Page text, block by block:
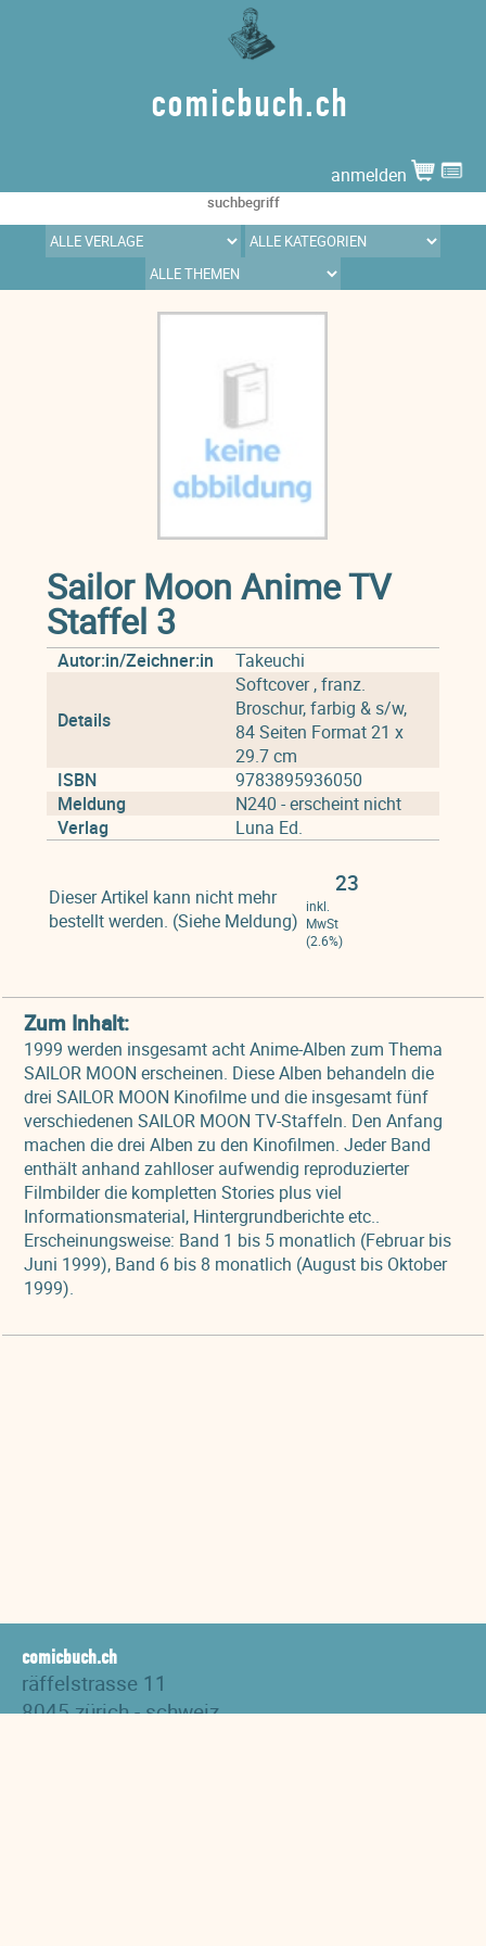
comicbuch.ch
anmelden
Sailor Moon Anime TV
Staffel 3
Autor:in/Zeichner:in Takeuchi
Details
Softcover , franz.
Broschur, farbig & s/w,
84 Seiten Format 21 x
29.7 cm
ISBN
9783895936050
Meldung
N240 - erscheint nicht
Verlag
Luna Ed.
Dieser Artikel kann nicht mehr
bestellt werden. (Siehe Meldung)
23
inkl.
MwSt
(2.6%)
Zum Inhalt:
1999 werden insgesamt acht Anime-Alben zum Thema
SAILOR MOON erscheinen. Diese Alben behandeln die
drei SAILOR MOON Kinofilme und die insgesamt fünf
verschiedenen SAILOR MOON TV-Staffeln. Den Anfang
machen die drei Alben zu den Kinofilmen. Jeder Band
enthält anhand zahlloser aufwendig reproduzierter
Filmbilder die kompletten Stories plus viel
Informationsmaterial, Hintergrundberichte etc..
Erscheinungsweise: Band 1 bis 5 monatlich (Februar bis
Juni 1999), Band 6 bis 8 monatlich (August bis Oktober
1999).
comicbuch.ch
räffelstrasse 11
8045 zürich - schweiz